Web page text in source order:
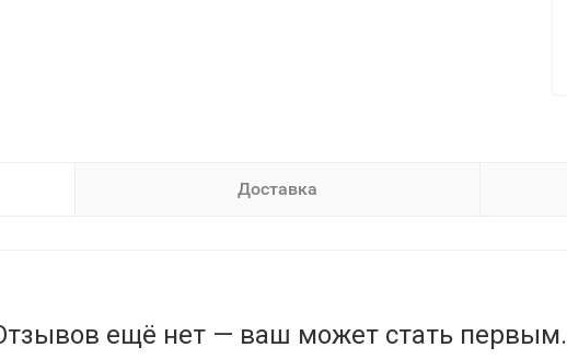
Доставка
ещё нет — ваш может стать первым.